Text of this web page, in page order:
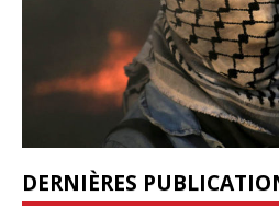
DERNIÈRES